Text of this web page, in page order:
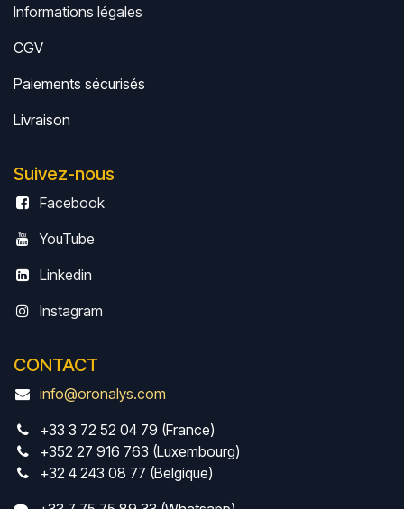
Informations légales
CGV
Paiements sécurisés
Livraison
Suivez-nous
Facebook
YouTube
Linkedin
Instagram
CONTACT
info@oronalys.com
+33 3 72 52 04 79 (France)
+352 27 916 763 (Luxembourg)
+32 4 243 08 77 (Belgique)